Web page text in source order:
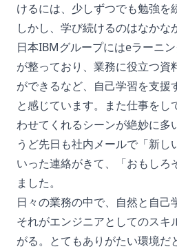
けるには、少しずつでも勉強を
しかし、学び続けるのはなかな
日本IBMグループにはeラーニ
が整っており、業務に役立つ資
ができるなど、自己学習を支援
と感じています。また仕事をし
わせてくれるシーンが絶妙に多
うど先日も社内メールで「新し
いった連絡がきて、「おもしろ
ました。
日々の業務の中で、自然と自己
それがエンジニアとしてのスキ
がる。とてもありがたい環境だ